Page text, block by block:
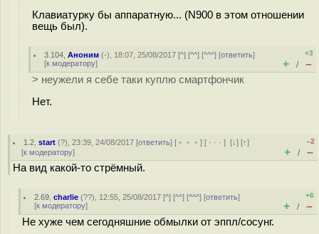
Клавиатурку бы аппаратную... (N900 в этом отношении
вещь был).
3.104 ,Аноним (-), 18:07, 25/08/2017 [^] [^^] [^^^] [ответить]
[к модератору]
+3
+ / –
> неужели я себе таки куплю смартфончик
Нет.
1.2 ,start (?), 23:39, 24/08/2017 [ответить] [ ﹢﹢﹢] [ · · ·][↓] [↑]
[к модератору]
–2
+ / –
На вид какой-то стрёмный.
2.69 ,charlie (??), 12:55, 25/08/2017 [^] [^^] [^^^] [ответить]
[к модератору]
+6
+ / –
Не хуже чем сегодняшние обмылки от эппл/сосунг.